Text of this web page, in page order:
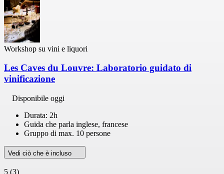
Workshop su vini e liquori
Les Caves du Louvre: Laboratorio guidato di
vinificazione
Disponibile oggi
Durata: 2h
Guida che parla inglese, francese
Gruppo di max. 10 persone
Vedi ciò che è incluso
5 (3)